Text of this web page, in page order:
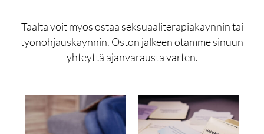
Täältä voit myös ostaa seksuaaliterapiakäynnin tai
työnohjauskäynnin. Oston jälkeen otamme sinuun
yhteyttä ajanvarausta varten.